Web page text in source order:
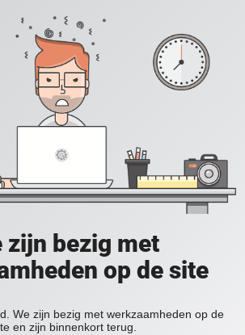
zijn bezig met
op de site
We zijn bezig met werkzaamheden op de
en zijn binnenkort terug.